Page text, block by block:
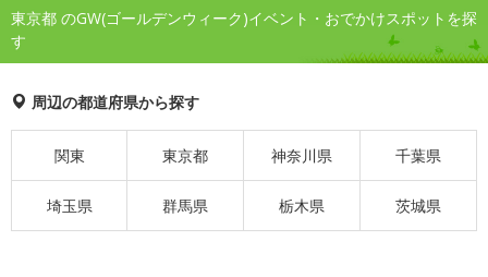
東京都 のGW(ゴールデンウィーク)イベント・おでかけスポットを探
す
周辺の都道府県から探す
関東 東京都 神奈川県 千葉県
埼玉県 群馬県 栃木県 茨城県